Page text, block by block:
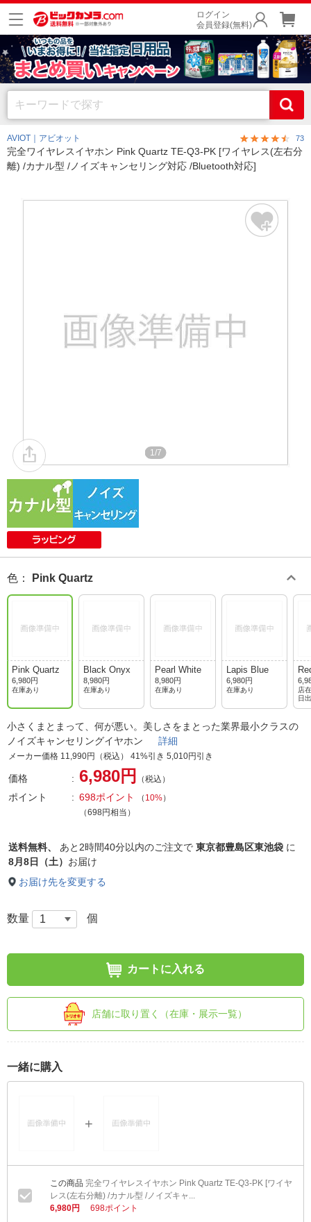
ログイン
会員登録(無料)
AVIOT｜アビオット 73
完全ワイヤレスイヤホン Pink Quartz TE-Q3-PK [ワイヤレス(左右分
離) /カナル型 /ノイズキャンセリング対応 /Bluetooth対応]
1/7
色 ： Pink Quartz
Pink Quartz
6,980円
在庫あり
Black Onyx
8,980円
在庫あり
Pearl White
8,980円
在庫あり
Lapis Blue
6,980円
在庫あり
店
日
小さくまとまって、何が悪い。美しさをまとった業界最小クラスの
ノイズキャンセリングイヤホン 詳細
メーカー価格 11,990円（税込） 41%引き 5,010円引き
価格 6,980円 （税込）
ポイント 698ポイント （ 10%）
（698円相当）
送料無料、 あと 2時間40分以内のご注文で 東京都豊島区東池袋 に
8月8日（土） お届け
お届け先を変更する
数量 個
カートに入れる
店舗に取り置く（在庫・展示一覧）
一緒に購入
完全ワイヤレスイヤホン Pink Quartz TE-Q3-PK [ワイヤ
レス(左右分離) /カナル型 /ノイズキャ...
6,980円
698ポイント